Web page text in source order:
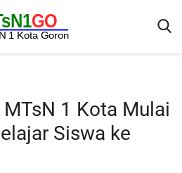
MTsN 1 Kota Mulai
Siswa ke